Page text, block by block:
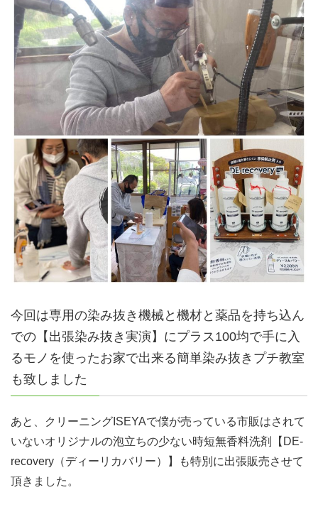
今回は専用の染み抜き機械と機材と薬品を持ち込ん
での【出張染み抜き実演】にプラス100均で手に入
るモノを使ったお家で出来る簡単染み抜きプチ教室
も致しました
あと、クリーニングISEYAで僕が売っている市販はされて
いないオリジナルの泡立ちの少ない時短無香料洗剤【DE-
recovery（ディーリカバリー）】も特別に出張販売させて
頂きました。